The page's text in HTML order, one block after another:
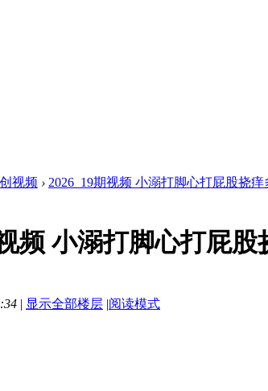
视频 › 2026_19期视频 小溺打脚心打屁股挠痒
频 小溺打脚心打屁
| 显示全部楼层 |阅读模式